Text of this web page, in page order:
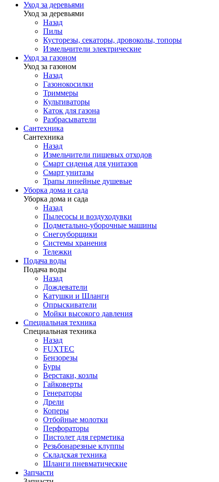
Уход за деревьями
Уход за деревьями
Назад
Пилы
Кусторезы, секаторы, дровоколы, топоры
Измельчители электрические
Уход за газоном
Уход за газоном
Назад
Газонокосилки
Триммеры
Культиваторы
Каток для газона
Разбрасыватели
Сантехника
Сантехника
Назад
Измельчители пищевых отходов
Смарт сиденья для унитазов
Смарт унитазы
Трапы линейные душевые
Уборка дома и сада
Уборка дома и сада
Назад
Пылесосы и воздуходувки
Подметально-уборочные машины
Снегоуборщики
Системы хранения
Тележки
Подача воды
Подача воды
Назад
Дождеватели
Катушки и Шланги
Опрыскиватели
Мойки высокого давления
Специальная техника
Специальная техника
Назад
FUXTEC
Бензорезы
Буры
Верстаки, козлы
Гайковерты
Генераторы
Дрели
Коперы
Отбойные молотки
Перфораторы
Пистолет для герметика
Резьбонарезные клуппы
Складская техника
Шланги пневматические
Запчасти